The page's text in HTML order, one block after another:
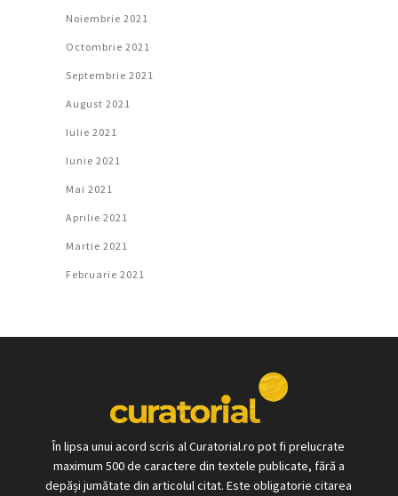
Noiembrie 2021
Octombrie 2021
Septembrie 2021
August 2021
Iulie 2021
Iunie 2021
Mai 2021
Aprilie 2021
Martie 2021
Februarie 2021
În lipsa unui acord scris al Curatorial.ro pot fi prelucrate
maximum 500 de caractere din textele publicate, fără a
depăși jumătate din articolul citat. Este obligatorie citarea